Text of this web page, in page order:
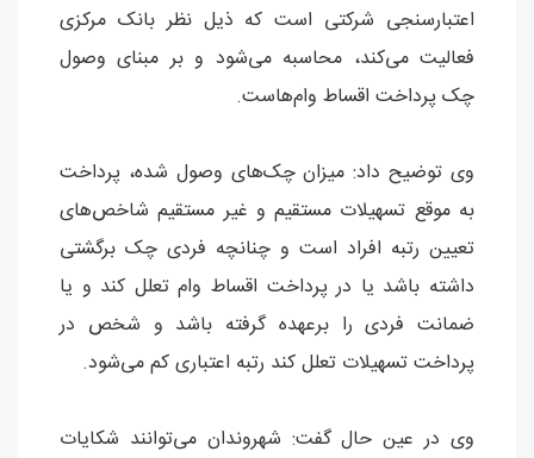
اعتبارسنجی شرکتی است که ذیل نظر بانک مرکزی
فعالیت می‌کند، محاسبه می‌شود و بر مبنای وصول
چک پرداخت اقساط وام‌هاست.
وی توضیح داد: میزان چک‌های وصول شده، پرداخت
به موقع تسهیلات مستقیم و غیر مستقیم شاخص‌های
تعیین رتبه افراد است و چنانچه فردی چک برگشتی
داشته باشد یا در پرداخت اقساط وام تعلل کند و یا
ضمانت فردی را برعهده گرفته باشد و شخص در
پرداخت تسهیلات تعلل کند رتبه اعتباری کم می‌شود.
وی در عین حال گفت: شهروندان می‌توانند شکایات